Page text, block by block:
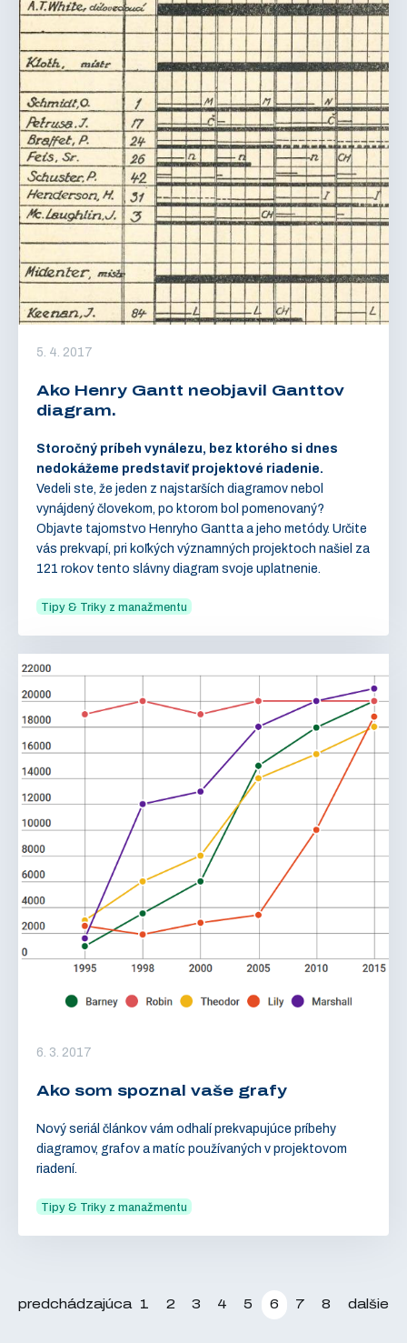
5. 4. 2017
Ako Henry Gantt neobjavil Ganttov
diagram.
Storočný príbeh vynálezu, bez ktorého si dnes
nedokážeme predstaviť projektové riadenie.
Vedeli ste, že jeden z najstarších diagramov nebol
vynájdený človekom, po ktorom bol pomenovaný?
Objavte tajomstvo Henryho Gantta a jeho metódy. Určite
vás prekvapí, pri koľkých významných projektoch našiel za
121 rokov tento slávny diagram svoje uplatnenie.
Tipy & Triky z manažmentu
6. 3. 2017
Ako som spoznal vaše grafy
Nový seriál článkov vám odhalí prekvapujúce príbehy
diagramov, grafov a matíc používaných v projektovom
riadení.
Tipy & Triky z manažmentu
predchádzajúca 1 2 3 4 5 6 7 8 dalšie